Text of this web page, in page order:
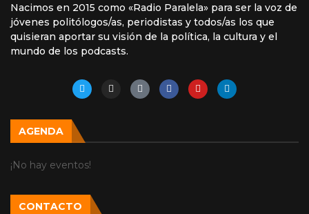
Nacimos en 2015 como «Radio Paralela» para ser la voz de
jóvenes politólogos/as, periodistas y todos/as los que
quisieran aportar su visión de la política, la cultura y el
mundo de los podcasts.
AGENDA
¡No hay eventos!
CONTACTO